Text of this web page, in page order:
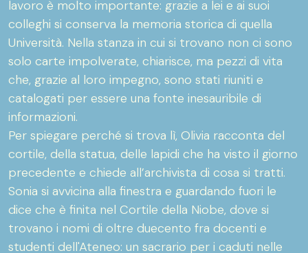
lavoro è molto importante: grazie a lei e ai suoi
colleghi si conserva la memoria storica di quella
Università. Nella stanza in cui si trovano non ci sono
solo carte impolverate, chiarisce, ma pezzi di vita
che, grazie al loro impegno, sono stati riuniti e
catalogati per essere una fonte inesauribile di
informazioni.
Per spiegare perché si trova lì, Olivia racconta del
cortile, della statua, delle lapidi che ha visto il giorno
precedente e chiede all’archivista di cosa si tratti.
Sonia si avvicina alla finestra e guardando fuori le
dice che è finita nel Cortile della Niobe, dove si
trovano i nomi di oltre duecento fra docenti e
studenti dell'Ateneo: un sacrario per i caduti nelle